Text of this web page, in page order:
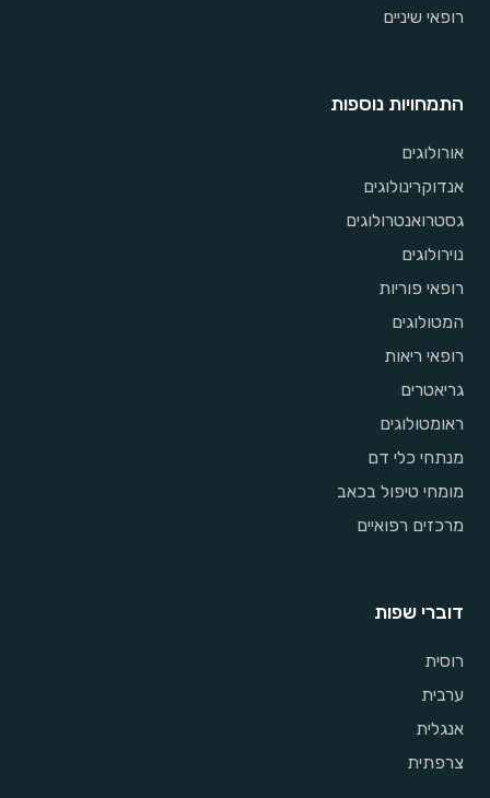
רופאי שיניים
התמחויות נוספות
אורולוגים
אנדוקרינולוגים
גסטרואנטרולוגים
נוירולוגים
רופאי פוריות
המטולוגים
רופאי ריאות
גריאטרים
ראומטולוגים
מנתחי כלי דם
מומחי טיפול בכאב
מרכזים רפואיים
דוברי שפות
רוסית
ערבית
אנגלית
צרפתית